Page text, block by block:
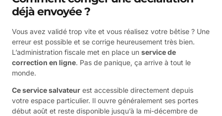
déjà envoyée ?
Vous avez validé trop vite et vous réalisez votre bêtise ? Une
erreur est possible et se corrige heureusement très bien.
L’administration fiscale met en place un service de
correction en ligne. Pas de panique, ça arrive à tout le
monde.
Ce service salvateur est accessible directement depuis
votre espace particulier. Il ouvre généralement ses portes
début août et reste disponible jusqu’à la mi-décembre de